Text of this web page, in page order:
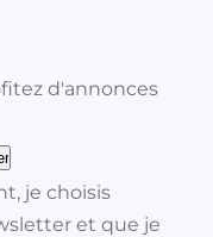
d'annonces
je choisis
et que je